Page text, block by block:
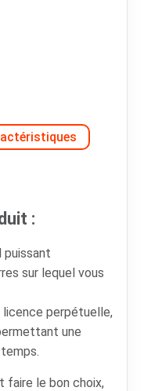
:
puissant
sur lequel vous
perpétuelle,
une
faire le bon choix,